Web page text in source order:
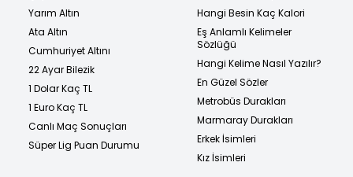
Yarım Altın
Ata Altın
Cumhuriyet Altını
22 Ayar Bilezik
1 Dolar Kaç TL
1 Euro Kaç TL
Canlı Maç Sonuçları
Süper Lig Puan Durumu
Hangi Besin Kaç Kalori
Eş Anlamlı Kelimeler
Sözlüğü
Hangi Kelime Nasıl Yazılır?
En Güzel Sözler
Metrobüs Durakları
Marmaray Durakları
Erkek İsimleri
Kız İsimleri